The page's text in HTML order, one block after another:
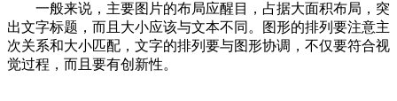
一般来说，主要图片的布局应醒目，占据大面积布局，突
出文字标题，而且大小应该与文本不同。图形的排列要注意主
次关系和大小匹配，文字的排列要与图形协调，不仅要符合视
觉过程，而且要有创新性。